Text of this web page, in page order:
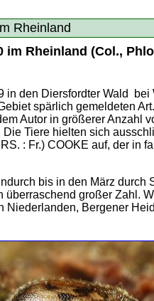
Rheinland
im Rheinland (Col.,
in den Diersfordter Wald bei
spärlich gemeldeten
Autor in größerer Anzahl
Tiere hielten sich
: Fr.) COOKE auf, der in
bis in den März durch
überraschend großer Zahl.
Bergener